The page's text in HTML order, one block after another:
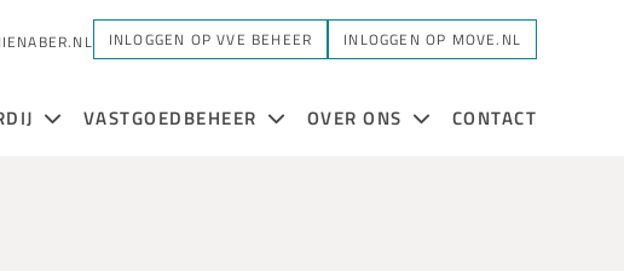
INLOGGEN OP VVE BEHEER INLOGGEN OP MOVE.NL
VASTGOEDBEHEER OVER ONS CONTACT